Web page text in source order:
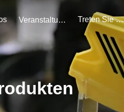
Veranstaltungen Treten Sie Mit Uns In Verbindung